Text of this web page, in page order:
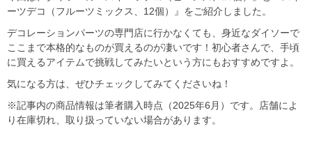
ーツデコ（フルーツミックス、12個）』をご紹介しました。
デコレーションパーツの専門店に行かなくても、身近なダイソーで
ここまで本格的なものが買えるのが凄いです！初心者さんで、手頃
に買えるアイテムで挑戦してみたいという方にもおすすめですよ。
気になる方は、ぜひチェックしてみてくださいね！
※記事内の商品情報は筆者購入時点（2025年6月）です。店舗によ
り在庫切れ、取り扱っていない場合があります。